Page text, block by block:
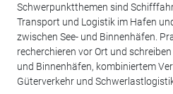
Schwerpunktthemen sind
Transport und Logistik im Hafen
zwischen See- und Binnenhäfen.
recherchieren vor Ort und
und Binnenhäfen, kombiniertem
Güterverkehr und